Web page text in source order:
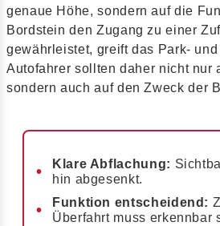
genaue Höhe, sondern auf die
Bordstein den Zugang zu einer
gewährleistet, greift das Park-
Autofahrer sollten daher nicht nur
sondern auch auf den Zweck der
Klare Abflachung:
hin abgesenkt.
Funktion entscheidend:
Überfahrt muss erkennbar